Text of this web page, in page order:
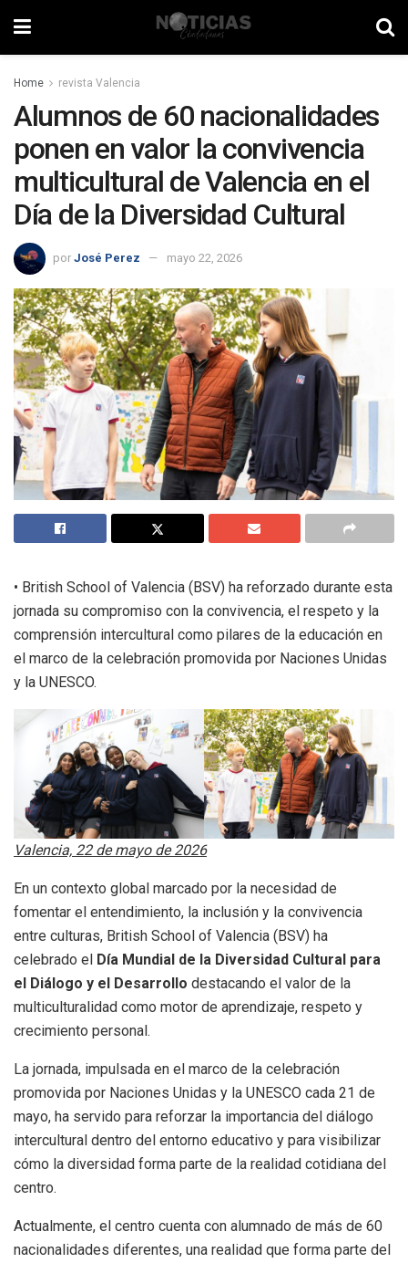
Home revista Valencia
Alumnos de 60 nacionalidades
ponen en valor la convivencia
multicultural de Valencia en el
Día de la Diversidad Cultural
por José Perez mayo 22, 2026
• British School of Valencia (BSV) ha reforzado durante esta
jornada su compromiso con la convivencia, el respeto y la
comprensión intercultural como pilares de la educación en
el marco de la celebración promovida por Naciones Unidas
y la UNESCO.
Valencia, 22 de mayo de 2026
En un contexto global marcado por la necesidad de
fomentar el entendimiento, la inclusión y la convivencia
entre culturas, British School of Valencia (BSV) ha
celebrado el Día Mundial de la Diversidad Cultural para
el Diálogo y el Desarrollo destacando el valor de la
multiculturalidad como motor de aprendizaje, respeto y
crecimiento personal.
La jornada, impulsada en el marco de la celebración
promovida por Naciones Unidas y la UNESCO cada 21 de
mayo, ha servido para reforzar la importancia del diálogo
intercultural dentro del entorno educativo y para visibilizar
cómo la diversidad forma parte de la realidad cotidiana del
centro.
Actualmente, el centro cuenta con alumnado de más de 60
nacionalidades diferentes, una realidad que forma parte del